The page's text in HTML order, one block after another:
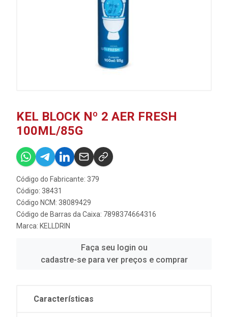
KEL BLOCK Nº 2 AER FRESH
100ML/85G
Código do Fabricante: 379
Código: 38431
Código NCM: 38089429
Código de Barras da Caixa: 7898374664316
Marca: KELLDRIN
Faça seu login ou
cadastre-se para ver preços e comprar
Características